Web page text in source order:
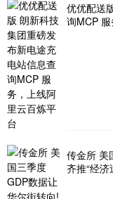
优优配送
询MCP
传金所 美
齐推“经济